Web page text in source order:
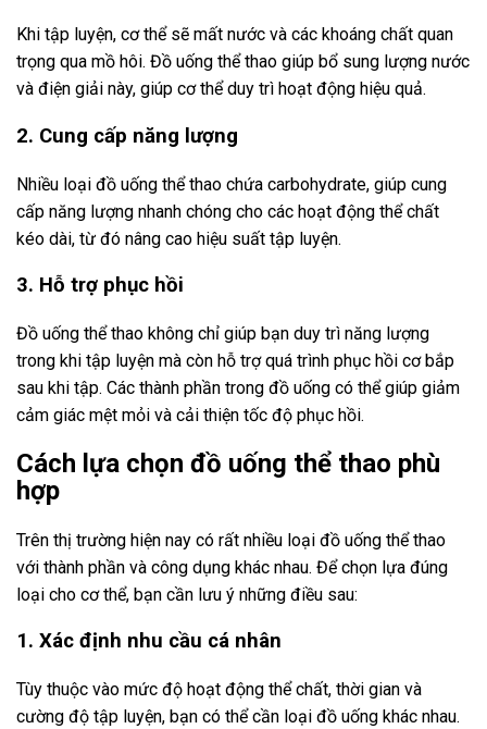
Khi tập luyện, cơ thể sẽ mất nước và các khoáng chất quan
trọng qua mồ hôi. Đồ uống thể thao giúp bổ sung lượng nước
và điện giải này, giúp cơ thể duy trì hoạt động hiệu quả.
2. Cung cấp năng lượng
Nhiều loại đồ uống thể thao chứa carbohydrate, giúp cung
cấp năng lượng nhanh chóng cho các hoạt động thể chất
kéo dài, từ đó nâng cao hiệu suất tập luyện.
3. Hỗ trợ phục hồi
Đồ uống thể thao không chỉ giúp bạn duy trì năng lượng
trong khi tập luyện mà còn hỗ trợ quá trình phục hồi cơ bắp
sau khi tập. Các thành phần trong đồ uống có thể giúp giảm
cảm giác mệt mỏi và cải thiện tốc độ phục hồi.
Cách lựa chọn đồ uống thể thao phù
hợp
Trên thị trường hiện nay có rất nhiều loại đồ uống thể thao
với thành phần và công dụng khác nhau. Để chọn lựa đúng
loại cho cơ thể, bạn cần lưu ý những điều sau:
1. Xác định nhu cầu cá nhân
Tùy thuộc vào mức độ hoạt động thể chất, thời gian và
cường độ tập luyện, bạn có thể cần loại đồ uống khác nhau.